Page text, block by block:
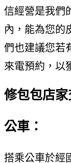
信經營是我們
內，能為您的
們也建議您若
來電預約，以
修包包店
公車：
搭乘公車於經